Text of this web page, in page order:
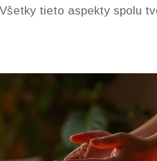
tieto aspekty spolu